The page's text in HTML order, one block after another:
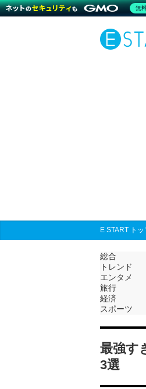
E START ト
総合
トレンド
エンタメ
旅行
経済
スポーツ
最強す
3選
無